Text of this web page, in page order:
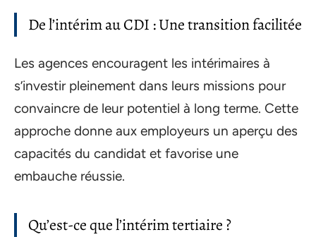
De l’intérim au CDI : Une transition facilitée
Les agences encouragent les intérimaires à
s’investir pleinement dans leurs missions pour
convaincre de leur potentiel à long terme. Cette
approche donne aux employeurs un aperçu des
capacités du candidat et favorise une
embauche réussie.
Qu’est-ce que l’intérim tertiaire ?